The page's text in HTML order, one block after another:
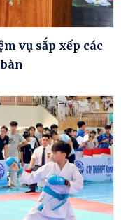
vụ sắp xếp các